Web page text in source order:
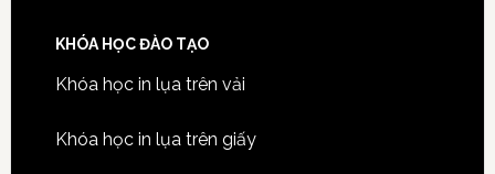
KHÓA HỌC ĐÀO TẠO
Khóa học in lụa trên vải
Khóa học in lụa trên giấy